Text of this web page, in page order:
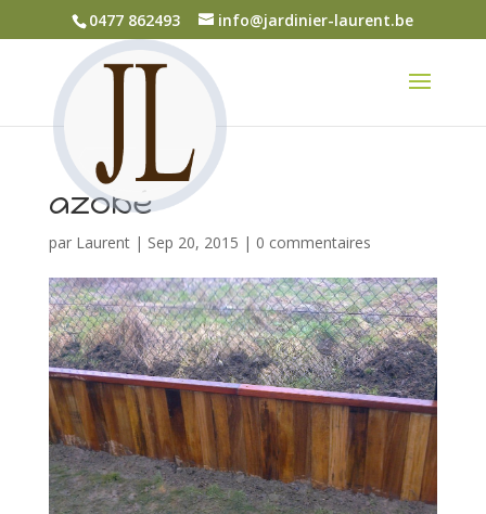
0477 862493 info@jardinier-laurent.be
azobé
par Laurent| Sep 20, 2015 | 0 commentaires